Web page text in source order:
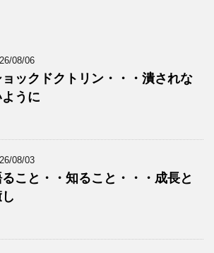
08/06
ョックドクトリン・・・潰されな
ように
08/03
こと・・知ること・・・成長と